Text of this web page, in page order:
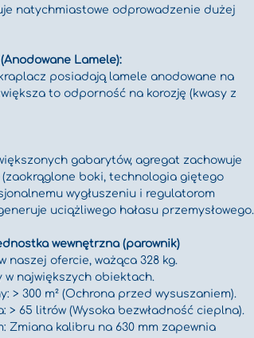
natychmiastowe odprowadzenie dużej
Lamele):
posiadają lamele anodowane na
to odporność na korozję (kwasy z
gabarytów, agregat zachowuje
boki, technologia giętego
wygłuszeniu i regulatorom
uciążliwego hałasu przemysłowego.
wewnętrzna (parownik)
naszej ofercie, ważąca 328 kg.
największych obiektach.
> 300 m² (Ochrona przed wysuszaniem).
> 65 litrów (Wysoka bezwładność cieplna).
Zmiana kalibru na 630 mm zapewnia